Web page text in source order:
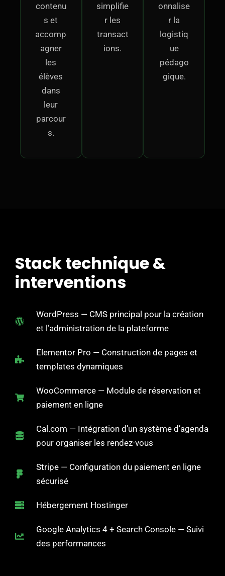
contenu
s et
accomp
agner
les
élèves
dans
leur
parcour
s.
simplifie
r les
transact
ions.
onnalise
r la
logistiq
ue
pédago
gique.
Stack technique &
interventions
WordPress — CMS principal pour la création
et l’administration de la plateforme
Elementor Pro — Construction de pages et
templates dynamiques
WooCommerce — Module de réservation et
paiement en ligne
Cal.com — Intégration d’un système d’agenda
pour organiser les rendez-vous
Stripe — Configuration du paiement en ligne
sécurisé
Hébergement Hostinger
Google Analytics 4 + Search Console — Suivi
des performances